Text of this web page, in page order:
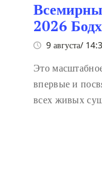
2026
9 августа/
Это
впервые и
всех живых